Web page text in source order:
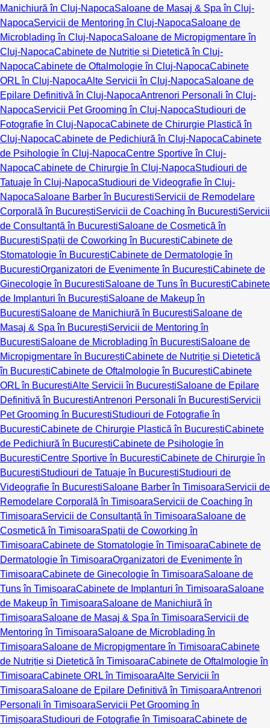
Manichiură în Cluj-NapocaSaloane de Masaj & Spa în Cluj-
NapocaServicii de Mentoring în Cluj-NapocaSaloane de
Microblading în Cluj-NapocaSaloane de Micropigmentare în
Cluj-NapocaCabinete de Nutriție și Dietetică în Cluj-
NapocaCabinete de Oftalmologie în Cluj-NapocaCabinete
ORL în Cluj-NapocaAlte Servicii în Cluj-NapocaSaloane de
Epilare Definitivă în Cluj-NapocaAntrenori Personali în Cluj-
NapocaServicii Pet Grooming în Cluj-NapocaStudiouri de
Fotografie în Cluj-NapocaCabinete de Chirurgie Plastică în
Cluj-NapocaCabinete de Pedichiură în Cluj-NapocaCabinete
de Psihologie în Cluj-NapocaCentre Sportive în Cluj-
NapocaCabinete de Chirurgie în Cluj-NapocaStudiouri de
Tatuaje în Cluj-NapocaStudiouri de Videografie în Cluj-
NapocaSaloane Barber în BucureștiServicii de Remodelare
Corporală în BucureștiServicii de Coaching în BucureștiServicii
de Consultanță în BucureștiSaloane de Cosmetică în
BucureștiSpații de Coworking în BucureștiCabinete de
Stomatologie în BucureștiCabinete de Dermatologie în
BucureștiOrganizatori de Evenimente în BucureștiCabinete de
Ginecologie în BucureștiSaloane de Tuns în BucureștiCabinete
de Implanturi în BucureștiSaloane de Makeup în
BucureștiSaloane de Manichiură în BucureștiSaloane de
Masaj & Spa în BucureștiServicii de Mentoring în
BucureștiSaloane de Microblading în BucureștiSaloane de
Micropigmentare în BucureștiCabinete de Nutriție și Dietetică
în BucureștiCabinete de Oftalmologie în BucureștiCabinete
ORL în BucureștiAlte Servicii în BucureștiSaloane de Epilare
Definitivă în BucureștiAntrenori Personali în BucureștiServicii
Pet Grooming în BucureștiStudiouri de Fotografie în
BucureștiCabinete de Chirurgie Plastică în BucureștiCabinete
de Pedichiură în BucureștiCabinete de Psihologie în
BucureștiCentre Sportive în BucureștiCabinete de Chirurgie în
BucureștiStudiouri de Tatuaje în BucureștiStudiouri de
Videografie în BucureștiSaloane Barber în TimișoaraServicii de
Remodelare Corporală în TimișoaraServicii de Coaching în
TimișoaraServicii de Consultanță în TimișoaraSaloane de
Cosmetică în TimișoaraSpații de Coworking în
TimișoaraCabinete de Stomatologie în TimișoaraCabinete de
Dermatologie în TimișoaraOrganizatori de Evenimente în
TimișoaraCabinete de Ginecologie în TimișoaraSaloane de
Tuns în TimișoaraCabinete de Implanturi în TimișoaraSaloane
de Makeup în TimișoaraSaloane de Manichiură în
TimișoaraSaloane de Masaj & Spa în TimișoaraServicii de
Mentoring în TimișoaraSaloane de Microblading în
TimișoaraSaloane de Micropigmentare în TimișoaraCabinete
de Nutriție și Dietetică în TimișoaraCabinete de Oftalmologie în
TimișoaraCabinete ORL în TimișoaraAlte Servicii în
TimișoaraSaloane de Epilare Definitivă în TimișoaraAntrenori
Personali în TimișoaraServicii Pet Grooming în
TimișoaraStudiouri de Fotografie în TimișoaraCabinete de